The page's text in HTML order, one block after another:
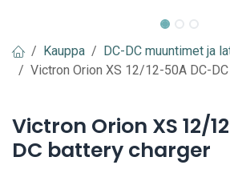
Kauppa
DC-DC muuntimet ja
Victron Orion XS 12/12-50A DC-
Victron Orion XS 12/
DC battery charger